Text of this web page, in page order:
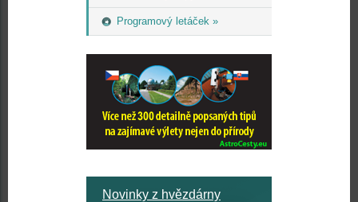
Programový letáček »
Novinky z hvězdárny